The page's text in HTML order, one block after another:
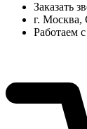
Заказать
г. Москва,
Работаем